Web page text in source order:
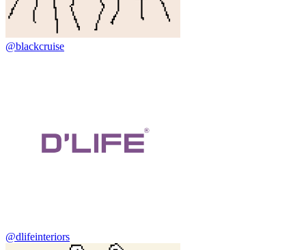
@blackcruise
@dlifeinteriors